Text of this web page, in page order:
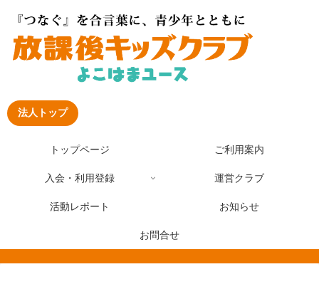
法人トップ
トップページ ご利用案内
入会・利用登録 運営クラブ
活動レポート お知らせ
お問合せ